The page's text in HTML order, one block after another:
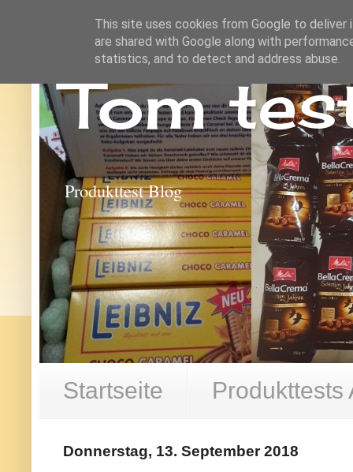
Tom
Produkttest Blog
Startseite Produkttests
Donnerstag, 13. September 2018
This site uses cookies from Google to deliver
are shared with Google along with
statistics, and to detect and address abuse.